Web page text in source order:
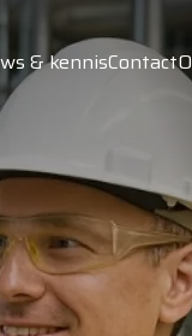
& kennisContact